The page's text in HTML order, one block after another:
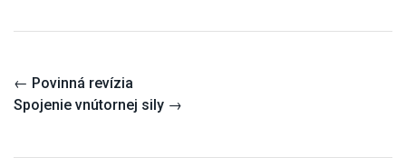
Post
← Povinná revízia
Spojenie vnútornej sily →